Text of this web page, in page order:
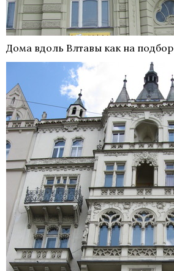
Дома вдоль Влтавы как на подбор